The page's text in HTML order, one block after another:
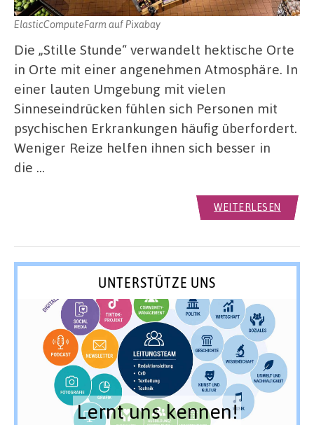
ElasticComputeFarm auf Pixabay
Die „Stille Stunde“ verwandelt hektische Orte
in Orte mit einer angenehmen Atmosphäre. In
einer lauten Umgebung mit vielen
Sinneseindrücken fühlen sich Personen mit
psychischen Erkrankungen häufig überfordert.
Weniger Reize helfen ihnen sich besser in
die …
WEITERLESEN
UNTERSTÜTZE UNS
Lernt uns kennen!